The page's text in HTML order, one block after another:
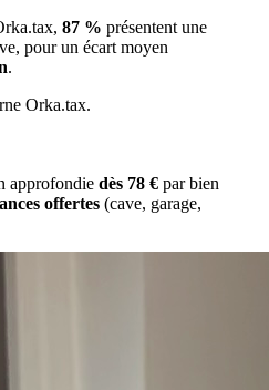
87 % présentent une
pour un écart moyen
.
Orka.tax.
approfondie dès 78 € par bien
offertes (cave, garage,